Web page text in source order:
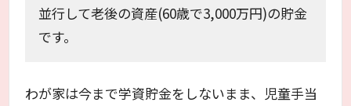
並行して老後の資産(60歳で3,000万円)の貯金
です。
わが家は今まで学資貯金をしないまま、児童手当